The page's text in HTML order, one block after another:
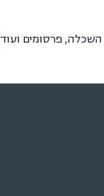
פרסומים ועוד